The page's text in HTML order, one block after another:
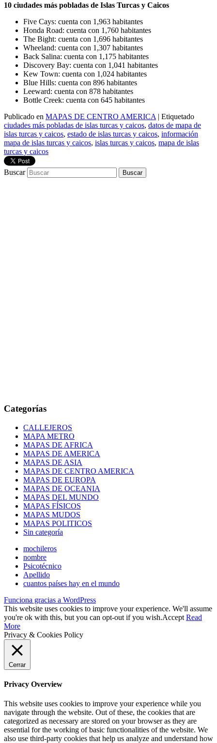
10 ciudades más pobladas de Islas Turcas y Caicos
Five Cays: cuenta con 1,963 habitantes
Honda Road: cuenta con 1,760 habitantes
The Bight: cuenta con 1,696 habitantes
Wheeland: cuenta con 1,307 habitantes
Back Salina: cuenta con 1,175 habitantes
Discovery Bay: cuenta con 1,041 habitantes
Kew Town: cuenta con 1,024 habitantes
Blue Hills: cuenta con 896 habitantes
Leeward: cuenta con 878 habitantes
Bottle Creek: cuenta con 645 habitantes
Publicado en MAPAS DE CENTRO AMERICA | Etiquetado
ciudades más pobladas de islas turcas y caicos, datos de mapa de
islas turcas y caicos, estado de islas turcas y caicos, información
mapa de islas turcas y caicos, islas turcas y caicos, mapa de islas
turcas y caicos
Buscar
Categorías
CALLEJEROS
MAPA METRO
MAPAS DE AFRICA
MAPAS DE AMERICA
MAPAS DE ASIA
MAPAS DE CENTRO AMERICA
MAPAS DE EUROPA
MAPAS DE OCEANIA
MAPAS DEL MUNDO
MAPAS FÍSICOS
MAPAS MUDOS
MAPAS POLITICOS
Sin categoría
mochileros
nombre
Psicotécnico
Apellido
cuantos países hay en el mundo
Funciona gracias a WordPress
This website uses cookies to improve your experience. We'll assume
you're ok with this, but you can opt-out if you wish.Accept Read
More
Privacy & Cookies Policy
Cerrar
Privacy Overview
This website uses cookies to improve your experience while you
navigate through the website. Out of these, the cookies that are
categorized as necessary are stored on your browser as they are
essential for the working of basic functionalities of the website. We
also use third-party cookies that help us analyze and understand how